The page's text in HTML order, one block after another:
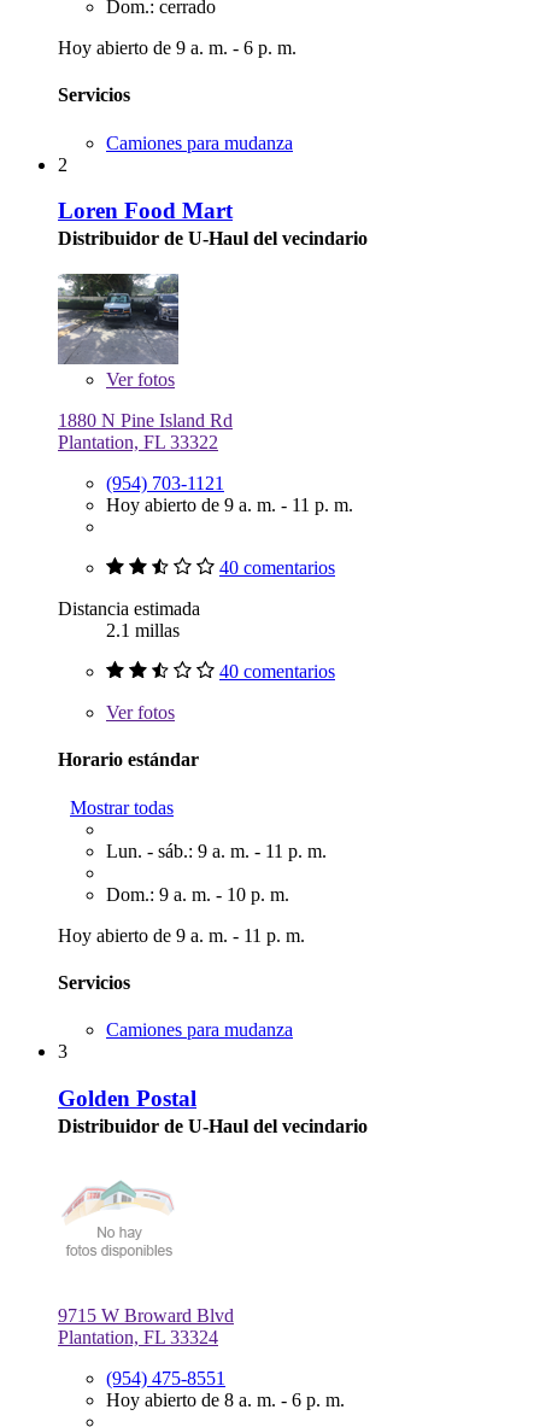
Dom.: cerrado
Hoy abierto de 9 a. m. - 6 p. m.
Servicios
Camiones para mudanza
2
Loren Food Mart
Distribuidor de U-Haul del vecindario
Verfotos
1880 N Pine Island Rd
Plantation, FL 33322
(954) 703-1121
Hoy abierto de 9 a. m. - 11 p. m.
40 comentarios
Distancia estimada
2.1 millas
40 comentarios
Verfotos
Horario estándar
Mostrar todas
Lun. - sáb.: 9 a. m. - 11 p. m.
Dom.: 9 a. m. - 10 p. m.
Hoy abierto de 9 a. m. - 11 p. m.
Servicios
Camiones para mudanza
3
Golden Postal
Distribuidor de U-Haul del vecindario
9715 W Broward Blvd
Plantation, FL 33324
(954) 475-8551
Hoy abierto de 8 a. m. - 6 p. m.